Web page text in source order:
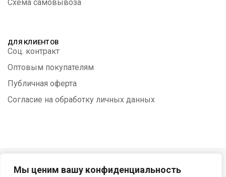
Мы ценим вашу конфиденциальность
Схема самовывоза
ДЛЯ КЛИЕНТОВ
Соц. контракт
Оптовым покупателям
Публичная оферта
Согласие на обработку личных данных
©Интернет магазин Keratinstyle24 2010 - 2024. Все права